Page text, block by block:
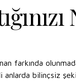
farkında
bilinçsiz